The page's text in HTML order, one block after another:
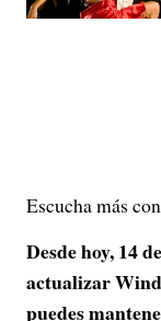
Escucha más
Desde hoy, 14
actualizar
puedes